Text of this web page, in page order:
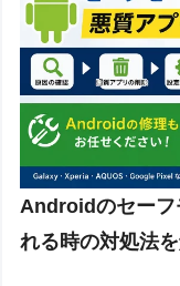
Androidのセーフ
れる時の対処法を